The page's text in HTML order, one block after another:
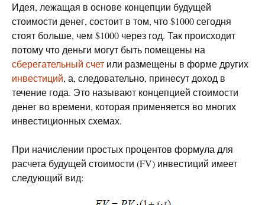
Идея, лежащая в основе концепции будущей
стоимости денег, состоит в том, что $1000 сегодня
стоят больше, чем $1000 через год. Так происходит
потому что деньги могут быть помещены на
сберегательный счет или размещены в форме других
инвестиций, а, следовательно, принесут доход в
течение года. Это называют концепцией стоимости
денег во времени, которая применяется во многих
инвестиционных схемах.
При начислении простых процентов формула для
расчета будущей стоимости (FV) инвестиций имеет
следующий вид: